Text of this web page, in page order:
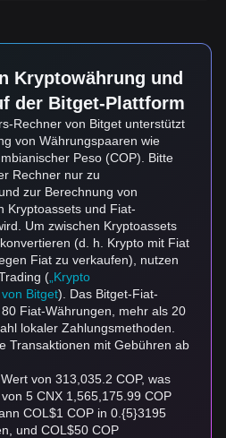
Kryptowährung und
der Bitget-Plattform
Rechner von Bitget unterstützt
von Währungspaaren wie
Peso (COP). Bitte
Rechner nur zu
zur Berechnung von
Kryptoassets und Fiat-
Um zwischen Kryptoassets
(d. h. Krypto mit Fiat
Fiat zu verkaufen), nutzen
( „Krypto
Bitget). Das Bitget-Fiat-
Fiat-Währungen, mehr als 20
lokaler Zahlungsmethoden.
Transaktionen mit Gebühren ab
von 313,035.2 COP, was
5 CNX 1,565,175.99 COP
COL$1 COP in 0.{5}3195
und COL$50 COP